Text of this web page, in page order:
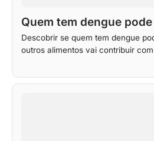
Quem tem dengue
Descobrir se quem tem dengue
outros alimentos vai contribuir